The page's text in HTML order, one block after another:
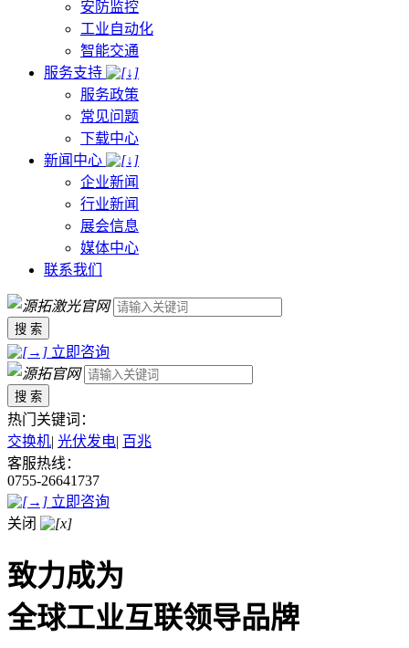
安防监控
工业自动化
智能交通
服务支持
服务政策
常见问题
下载中心
新闻中心
企业新闻
行业新闻
展会信息
媒体中心
联系我们
搜 索
立即咨询
搜 索
热门关键词：
交换机| 光伏发电| 百兆
客服热线：
0755-26641737
立即咨询
关闭
致力成为
全球工业互联领导品牌